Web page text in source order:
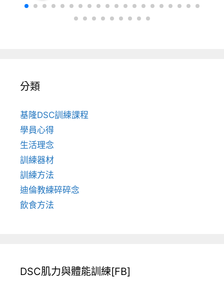
分類
基隆DSC訓練課程
學員心得
生活理念
訓練器材
訓練方法
迪倫教練碎碎念
飲食方法
DSC肌力與體能訓練[FB]